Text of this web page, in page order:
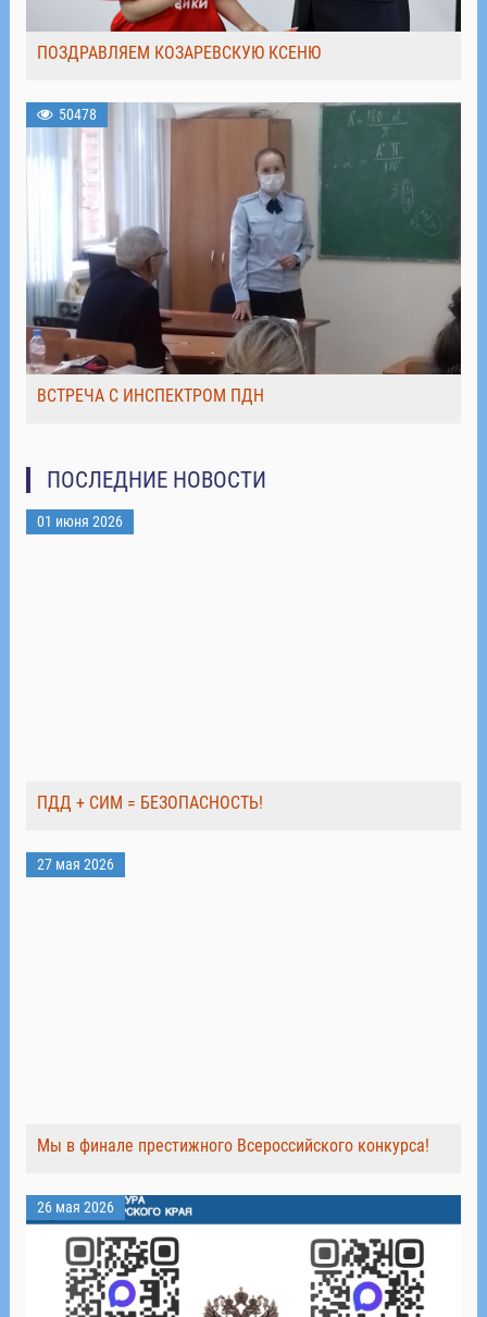
ПОЗДРАВЛЯЕМ КОЗАРЕВСКУЮ КСЕНЮ
50478
ВСТРЕЧА С ИНСПЕКТРОМ ПДН
ПОСЛЕДНИЕ НОВОСТИ
01 июня 2026
ПДД + СИМ = БЕЗОПАСНОСТЬ!
27 мая 2026
Мы в финале престижного Всероссийского конкурса!
26 мая 2026